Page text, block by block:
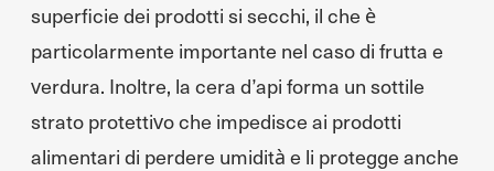
superficie dei prodotti si secchi, il che è
particolarmente importante nel caso di frutta e
verdura. Inoltre, la cera d’api forma un sottile
strato protettivo che impedisce ai prodotti
alimentari di perdere umidità e li protegge anche